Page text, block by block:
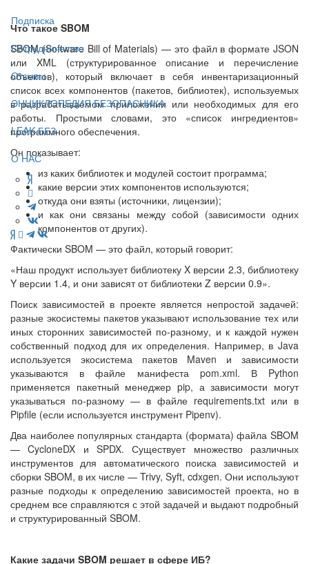
Подписка
Сотрудничество
Отзывы
ЭНЦИКЛОПЕДИЯ БЕЗОПАСНИКА
LEAK-БЕЗ
О НАС
Что такое SBOM
SBOM (Software Bill of Materials) — это файл в формате JSON
или XML (структурированное описание и перечисление
объектов), который включает в себя инвентаризационный
список всех компонентов (пакетов, библиотек), используемых
в разрабатываемом приложении или необходимых для его
работы. Простыми словами, это «список ингредиентов»
программного обеспечения.
Он показывает:
из каких библиотек и модулей состоит программа;
какие версии этих компонентов используются;
откуда они взяты (источники, лицензии);
и как они связаны между собой (зависимости одних
компонентов от других).
Фактически SBOM — это файл, который говорит:
«Наш продукт использует библиотеку X версии 2.3, библиотеку
Y версии 1.4, и они зависят от библиотеки Z версии 0.9».
Поиск зависимостей в проекте является непростой задачей:
разные экосистемы пакетов указывают использование тех или
иных сторонних зависимостей по-разному, и к каждой нужен
собственный подход для их определения. Например, в Java
используется экосистема пакетов Maven и зависимости
указываются в файле манифеста pom.xml. В Python
применяется пакетный менеджер pip, а зависимости могут
указываться по-разному — в файле requirements.txt или в
Pipfile (если используется инструмент Pipenv).
Два наиболее популярных стандарта (формата) файла SBOM
— CycloneDX и SPDX. Существует множество различных
инструментов для автоматического поиска зависимостей и
сборки SBOM, в их числе — Trivy, Syft, cdxgen. Они используют
разные подходы к определению зависимостей проекта, но в
среднем все справляются с этой задачей и выдают подробный
и структурированный SBOM.
Какие задачи SBOM решает в сфере ИБ?